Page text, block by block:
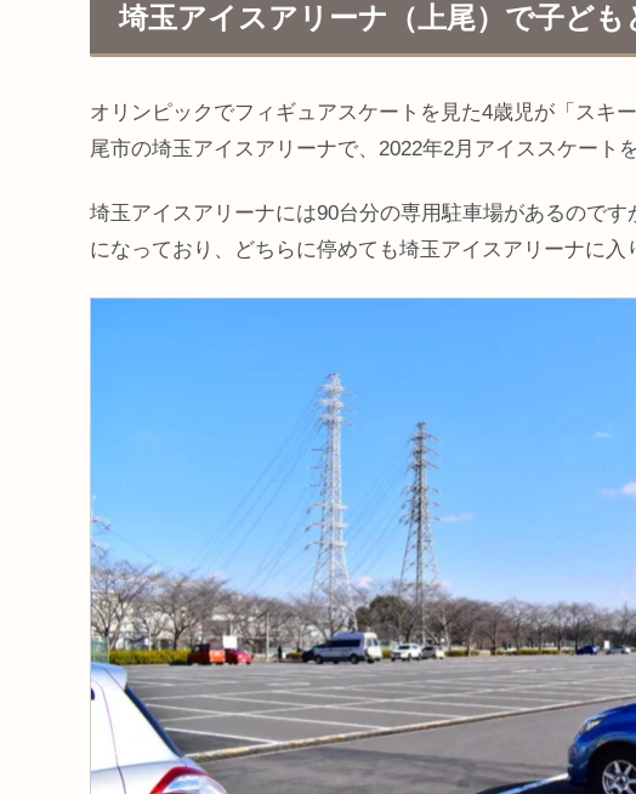
埼玉アイスアリーナ（上尾）で子ども
オリンピックでフィギュアスケートを見た4歳児が「スキ
尾市の埼玉アイスアリーナで、2022年2月アイススケート
埼玉アイスアリーナには90台分の専用駐車場があるので
になっており、どちらに停めても埼玉アイスアリーナに入